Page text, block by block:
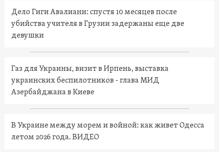
Дело Гиги Авалиани: спустя 10 месяцев после
убийства учителя в Грузии задержаны еще две
девушки
Газ для Украины, визит в Ирпень, выставка
украинских беспилотников - глава МИД
Азербайджана в Киеве
В Украине между морем и войной: как живет Одесса
летом 2026 года. ВИДЕО